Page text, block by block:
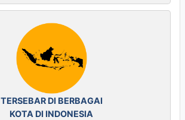
TERSEBAR DI BERBAGAI
KOTA DI INDONESIA